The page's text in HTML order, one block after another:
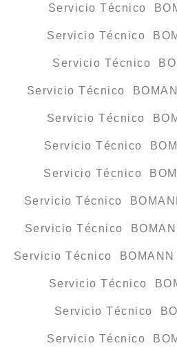
Servicio Técnico
Servicio Técnico
Servicio Técnico
Servicio Técnico
Servicio Técnico
Servicio Técnico
Servicio Técnico
Servicio Técnico
Servicio Técnico
Servicio Técnico
Servicio Técnico
Servicio Técnico
Servicio Técnico